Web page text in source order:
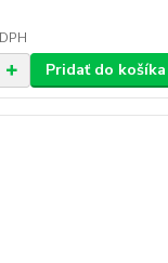
Pridať do košíka